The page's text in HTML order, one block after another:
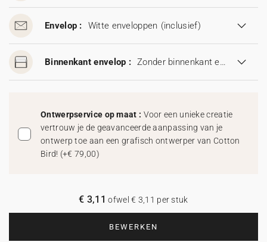
Envelop : Witte enveloppen (inclusief)
Binnenkant envelop : Zonder binnenkant envelop
Ontwerpservice op maat : Voor een unieke creatie
vertrouw je de geavanceerde aanpassing van je
ontwerp toe aan een grafisch ontwerper van Cotton
Bird! (+€ 79,00)
BEWERKEN
€ 3,11 ofwel € 3,11 per stuk